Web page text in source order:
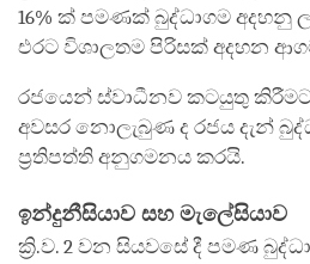
16% ක් පමණක් බුද්ධාගම අදහනු
එරට විශාලතම පිරිසක් අදහන
රජයෙන් ස්වාධීනව කටයුතු
අවසර නොලැබුණ ද රජය දැන්
ප්‍රතිපත්ති අනුගමනය කරයි.
ඉන්දුනීසියාව සහ මැලේසියාව
ක්‍රි.ව. 2 වන සියවසේ දී පමණ